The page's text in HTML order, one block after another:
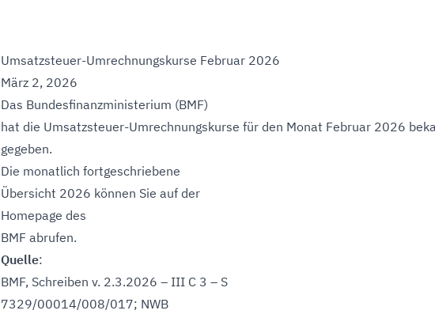
Umsatzsteuer-Umrechnungskurse Februar 2026
März 2, 2026
Das Bundesfinanzministerium (BMF)
hat die Umsatzsteuer-Umrechnungskurse für den Monat Februar 2026
gegeben.
Die monatlich fortgeschriebene
Übersicht 2026 können Sie auf der
Homepage des
BMF abrufen.
Quelle:
BMF, Schreiben v. 2.3.2026 – III C 3 – S
7329/00014/008/017; NWB